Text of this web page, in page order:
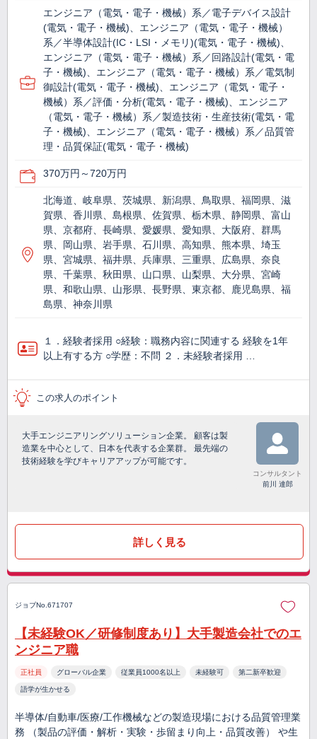
エンジニア（電気・電子・機械）系／電子デバイス設計
(電気・電子・機械)、エンジニア（電気・電子・機械）
系／半導体設計(IC・LSI・メモリ)(電気・電子・機械)、
エンジニア（電気・電子・機械）系／回路設計(電気・電
子・機械)、エンジニア（電気・電子・機械）系／電気制
御設計(電気・電子・機械)、エンジニア（電気・電子・
機械）系／評価・分析(電気・電子・機械)、エンジニア
（電気・電子・機械）系／製造技術・生産技術(電気・電
子・機械)、エンジニア（電気・電子・機械）系／品質管
理・品質保証(電気・電子・機械)
370万円～720万円
北海道、岐阜県、茨城県、新潟県、鳥取県、福岡県、滋
賀県、香川県、島根県、佐賀県、栃木県、静岡県、富山
県、京都府、長崎県、愛媛県、愛知県、大阪府、群馬
県、岡山県、岩手県、石川県、高知県、熊本県、埼玉
県、宮城県、福井県、兵庫県、三重県、広島県、奈良
県、千葉県、秋田県、山口県、山梨県、大分県、宮崎
県、和歌山県、山形県、長野県、東京都、鹿児島県、福
島県、神奈川県
１．経験者採用 ○経験：職務内容に関連する 経験を1年
以上有する方 ○学歴：不問 ２．未経験者採用 …
この求人のポイント
大手エンジニアリングソリューション企業。 顧客は製
造業を中心として、日本を代表する企業群。 最先端の
技術経験を学びキャリアアップが可能です。
コンサルタント
前川 達郎
詳しく見る
ジョブNo.671707
【未経験OK／研修制度あり】大手製造会社でのエ
ンジニア職
正社員 グローバル企業 従業員1000名以上 未経験可 第二新卒歓迎
語学が生かせる
半導体/自動車/医療/工作機械などの製造現場における品質管理業
務 （製品の評価・解析・実験・歩留まり向上・品質改善） や生